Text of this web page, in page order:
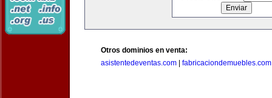
Otros dominios en venta:
asistentedeventas.com
fabricaciondemuebles.com